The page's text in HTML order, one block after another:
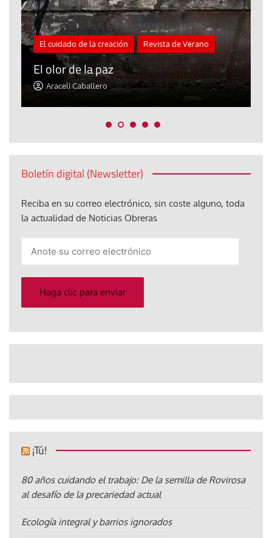
El cuidado de la creación Revista de Verano
El olor de la paz
Araceli Caballero
Boletín digital (Newsletter)
Reciba en su correo electrónico, sin coste alguno, toda
la actualidad de Noticias Obreras
electrónico
Haga clic para enviar
¡Tú!
80 años cuidando el trabajo: De la semilla de Rovirosa
al desafío de la precariedad actual
Ecología integral y barrios ignorados